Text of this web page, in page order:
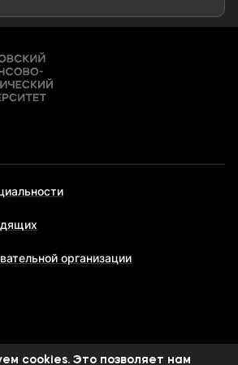
организации
cookies. Это позволяет нам